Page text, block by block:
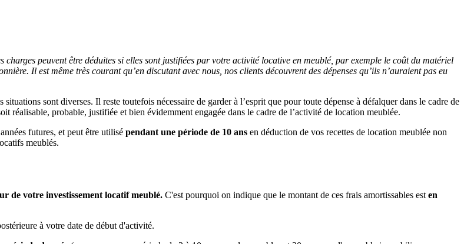
charges peuvent être déduites si elles sont justifiées par votre activité locative en meublé, par exemple le coût du matériel
Il est même très courant qu’en discutant avec nous, nos clients découvrent des dépenses qu’ils n’auraient pas eu
sont diverses. Il reste toutefois nécessaire de garder à l’esprit que pour toute dépense à défalquer dans le cadre de
probable, justifiée et bien évidemment engagée dans le cadre de l’activité de location meublée.
futures, et peut être utilisé pendant une période de 10 ans en déduction de vos recettes de location meublée non
meublés.
de votre investissement locatif meublé. C'est pourquoi on indique que le montant de ces frais amortissables est en
à votre date de début d'activité.